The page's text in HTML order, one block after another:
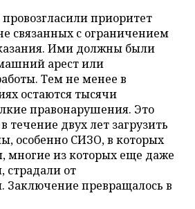
провозгласили приоритет
связанных с ограничением
Ими должны были
арест или
Тем не менее в
остаются тысячи
правонарушения. Это
течение двух лет загрузить
особенно СИЗО, в которых
многие из которых еще даже
страдали от
Заключение превращалось в